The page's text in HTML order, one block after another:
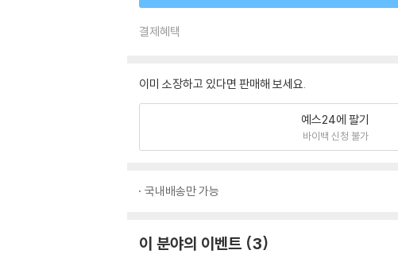
결제혜택
이미 소장하고 있다면 판매해 보세요.
예스24에 팔기
바이백 신청 불가
국내배송만 가능
이 분야의 이벤트 3